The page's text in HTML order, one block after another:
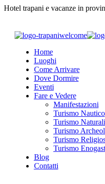
Hotel trapani e vacanze in
Home
Luoghi
Come Arrivare
Dove Dormire
Eventi
Fare e Vedere
Manifestazioni
Turismo Nautico
Turismo
Turismo
Turismo
Turismo
Blog
Contatti